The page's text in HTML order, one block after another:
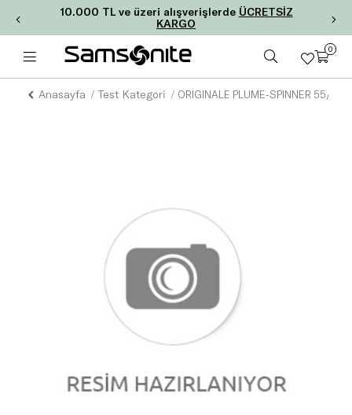
10.000 TL ve üzeri alışverişlerde ÜCRETSİZ
KARGO
0
Anasayfa Test Kategori ORIGINALE PLUME-SPINNER 55/20